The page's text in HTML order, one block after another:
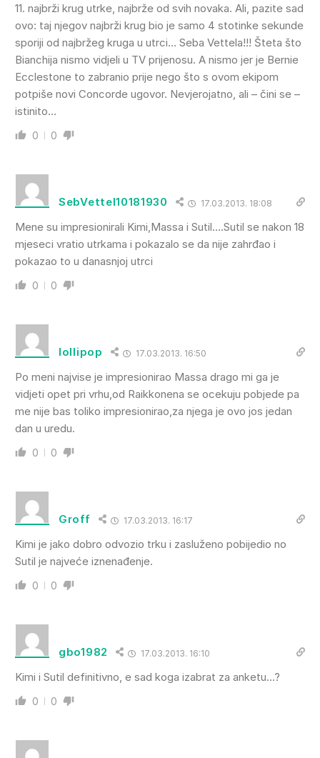
11. najbrži krug utrke, najbrže od svih novaka. Ali, pazite sad
ovo: taj njegov najbrži krug bio je samo 4 stotinke sekunde
sporiji od najbržeg kruga u utrci… Seba Vettela!!! Šteta što
Bianchija nismo vidjeli u TV prijenosu. A nismo jer je Bernie
Ecclestone to zabranio prije nego što s ovom ekipom
potpiše novi Concorde ugovor. Nevjerojatno, ali – čini se –
istinito…
0 0
SebVettel10181930 17.03.2013. 18:08
Mene su impresionirali Kimi,Massa i Sutil….Sutil se nakon 18
mjeseci vratio utrkama i pokazalo se da nije zahrđao i
pokazao to u danasnjoj utrci
0 0
lollipop 17.03.2013. 16:50
Po meni najvise je impresionirao Massa drago mi ga je
vidjeti opet pri vrhu,od Raikkonena se ocekuju pobjede pa
me nije bas toliko impresionirao,za njega je ovo jos jedan
dan u uredu.
0 0
Groff 17.03.2013. 16:17
Kimi je jako dobro odvozio trku i zasluženo pobijedio no
Sutil je najveće iznenađenje.
0 0
gbo1982 17.03.2013. 16:10
Kimi i Sutil definitivno, e sad koga izabrat za anketu…?
0 0